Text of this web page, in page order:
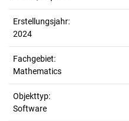
Erstellungsjahr:
2024
Fachgebiet:
Mathematics
Objekttyp:
Software